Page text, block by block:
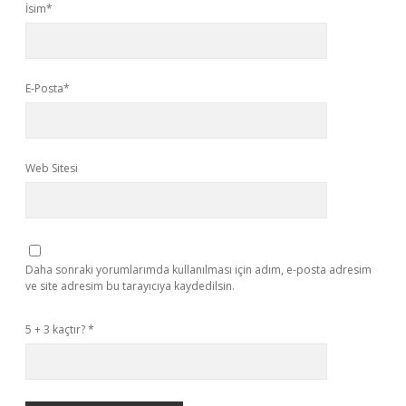
İsim*
E-Posta*
Web Sitesi
Daha sonraki yorumlarımda kullanılması için adım, e-posta adresim
ve site adresim bu tarayıcıya kaydedilsin.
5 + 3 kaçtır?*